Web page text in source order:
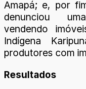
Amapá; e, por
denunciou
vendendo
Indígena
produtores com
Resultados